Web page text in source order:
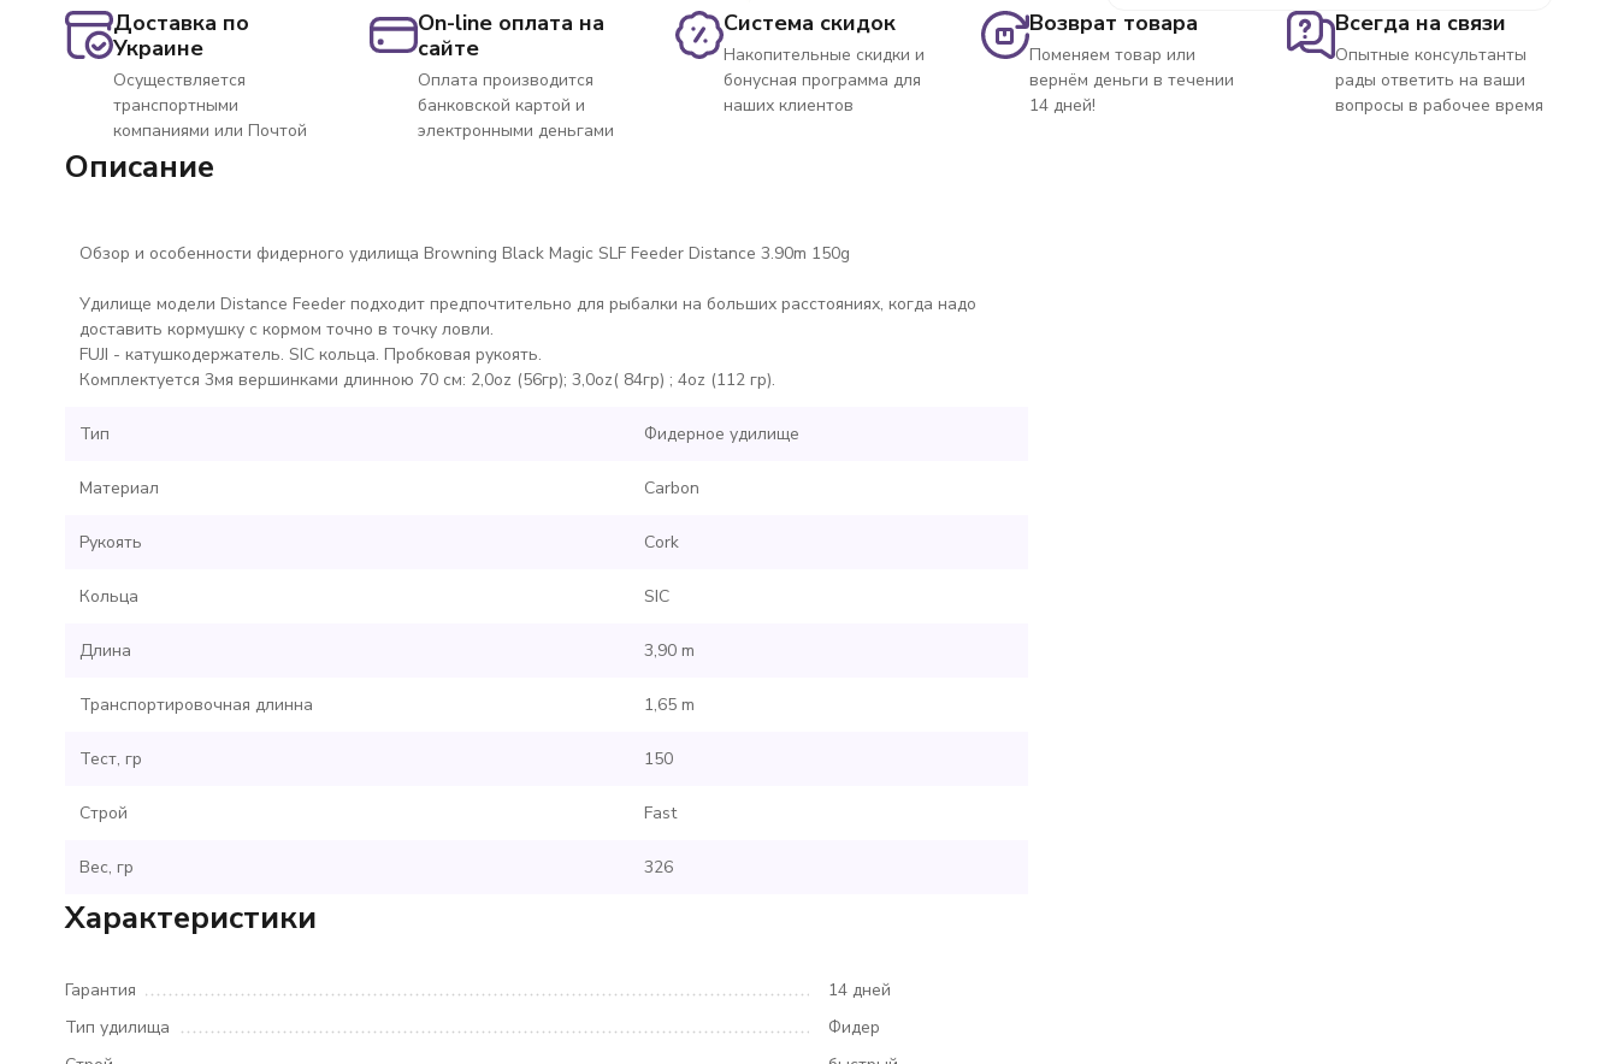
Доставка по
Украине
Осуществляется
транспортными
компаниями или Почтой
On-line оплата на
сайте
Оплата производится
банковской картой и
электронными деньгами
Система скидок
Накопительные скидки и
бонусная программа для
наших клиентов
Возврат товара
Поменяем товар или
вернём деньги в течении
14 дней!
Всегда на связи
Опытные консультанты
рады ответить на ваши
вопросы в рабочее время
Описание
Обзор и особенности фидерного удилища Browning Black Magic SLF Feeder Distance 3.90m 150g
Удилище модели Distance Feeder подходит предпочтительно для рыбалки на больших расстояниях, когда надо
доставить кормушку с кормом точно в точку ловли.
FUJI - катушкодержатель. SIC кольца. Пробковая рукоять.
Комплектуется 3мя вершинками длинною 70 см: 2,0oz (56гр); 3,0oz( 84гр) ; 4oz (112 гр).
Тип Фидерное удилище
Материал Carbon
Рукоять Cork
Кольца SIC
Длина 3,90 m
Транспортировочная длинна 1,65 m
Тест, гр 150
Строй Fast
Вес, гр 326
Характеристики
Гарантия
14 дней
Тип удилища
Фидер